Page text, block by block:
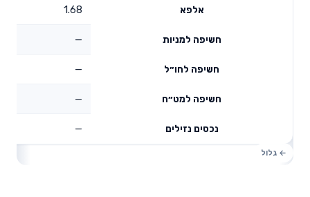
אלפא 1.68
חשיפה למניות —
חשיפה לחו״ל —
חשיפה למט״ח —
נכסים נזילים —